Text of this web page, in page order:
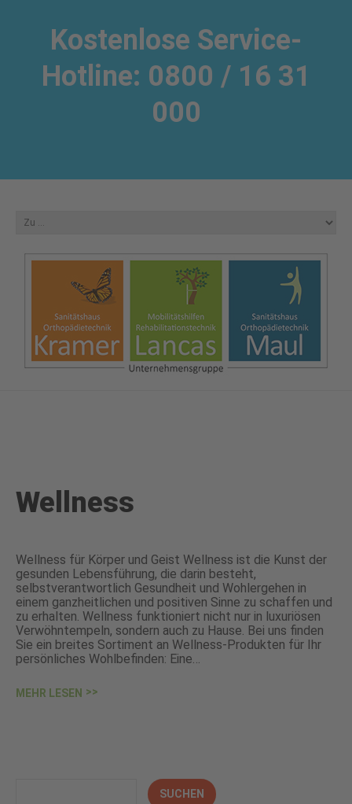
Kostenlose Service-
Hotline: 0800 / 16 31
000
Wellness
Wellness für Körper und Geist Wellness ist die Kunst der
gesunden Lebensführung, die darin besteht,
selbstverantwortlich Gesundheit und Wohlergehen in
einem ganzheitlichen und positiven Sinne zu schaffen und
zu erhalten. Wellness funktioniert nicht nur in luxuriösen
Verwöhntempeln, sondern auch zu Hause. Bei uns finden
Sie ein breites Sortiment an Wellness-Produkten für Ihr
persönliches Wohlbefinden: Eine…
MEHR LESEN